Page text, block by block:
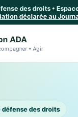
des droits •
déclarée au
ADA
• Agir
des droits